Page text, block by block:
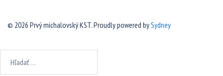
© 2026 Prvý michalovský KST. Proudly powered bySydney